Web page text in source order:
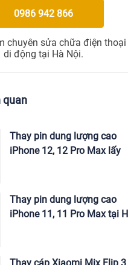
0986 942 866
chuyên sửa chữa điện thoại
di động tại Hà Nội.
quan
Thay pin dung lượng cao
iPhone 12, 12 Pro Max lấy
Thay pin dung lượng cao
iPhone 11, 11 Pro Max tại